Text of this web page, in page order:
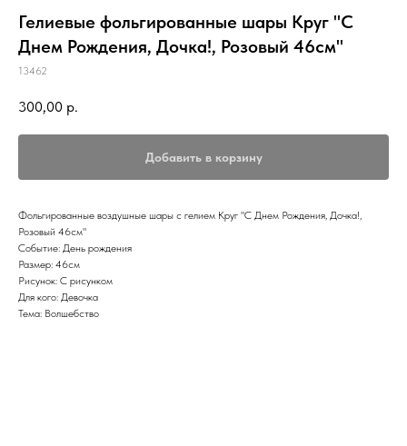
Гелиевые фольгированные шары Круг "С
Днем Рождения, Дочка!, Розовый 46см"
13462
300,00 р.
Добавить в корзину
Фольгированные воздушные шары с гелием Круг "С Днем Рождения, Дочка!,
Розовый 46см"
Событие: День рождения
Размер: 46см
Рисунок: С рисунком
Для кого: Девочка
Тема: Волшебство